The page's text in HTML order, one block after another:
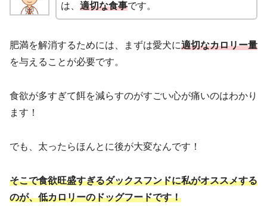
は、 適切な食事です。
肥満を解消するためには、まずは愛犬に適切なカロリー量
を与えることが必要です。
食欲が多すぎて餌を減らすのがすごい心が痛いのはわかり
ます！
でも、太ったらほんとに後が大変なんです！
そこで食欲旺盛すぎるダックスフンドに私がオススメする
のが、低カロリーのドッグフードです！